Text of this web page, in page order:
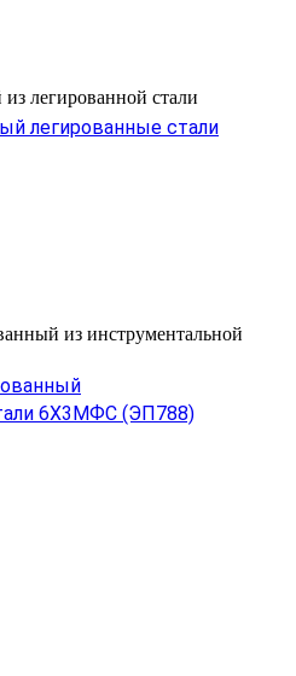
легированной стали
легированные стали
из инструментальной
6Х3МФС (ЭП788)